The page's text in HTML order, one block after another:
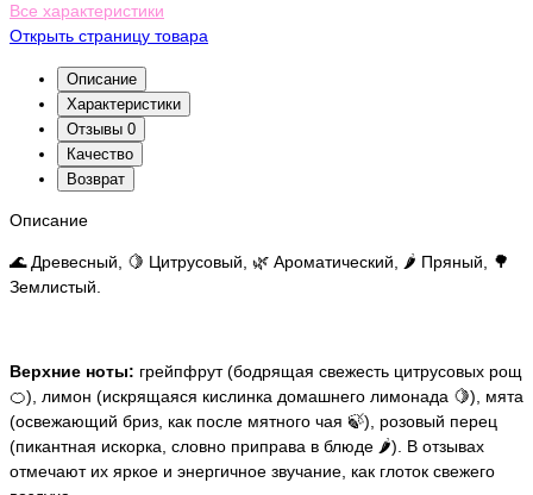
Все характеристики
Открыть страницу товара
Описание
Характеристики
Отзывы 0
Качество
Возврат
Описание
🌊 Древесный, 🍋 Цитрусовый, 🌿 Ароматический, 🌶️ Пряный, 🌳
Землистый.
Верхние ноты: грейпфрут (бодрящая свежесть цитрусовых рощ
🍊), лимон (искрящаяся кислинка домашнего лимонада 🍋), мята
(освежающий бриз, как после мятного чая 🍃), розовый перец
(пикантная искорка, словно приправа в блюде 🌶️). В отзывах
отмечают их яркое и энергичное звучание, как глоток свежего